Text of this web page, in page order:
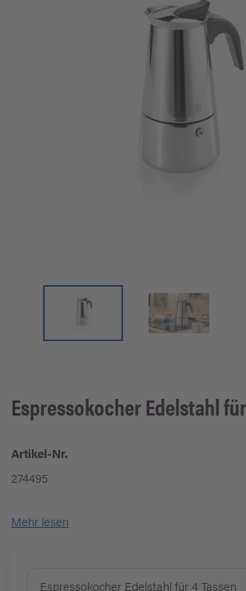
Espressokocher Edelstahl
Artikel-Nr.
274495
Mehr lesen
Espressokocher Edelstahl für 4 Tassen